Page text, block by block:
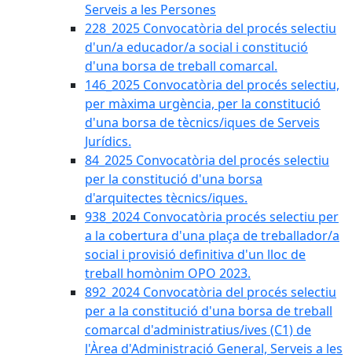
Serveis a les Persones
228_2025 Convocatòria del procés selectiu
d'un/a educador/a social i constitució
d'una borsa de treball comarcal.
146_2025 Convocatòria del procés selectiu,
per màxima urgència, per la constitució
d'una borsa de tècnics/iques de Serveis
Jurídics.
84_2025 Convocatòria del procés selectiu
per la constitució d'una borsa
d'arquitectes tècnics/iques.
938_2024 Convocatòria procés selectiu per
a la cobertura d'una plaça de treballador/a
social i provisió definitiva d'un lloc de
treball homònim OPO 2023.
892_2024 Convocatòria del procés selectiu
per a la constitució d'una borsa de treball
comarcal d'administratius/ives (C1) de
l'Àrea d'Administració General, Serveis a les